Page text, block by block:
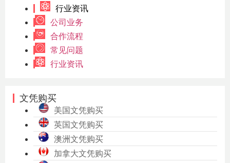
行业资讯
公司业务
合作流程
常见问题
行业资讯
文凭购买
美国文凭购买
英国文凭购买
澳洲文凭购买
加拿大文凭购买